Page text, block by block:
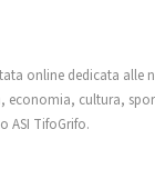
online dedicata alle
economia, cultura,
ASI TifoGrifo.